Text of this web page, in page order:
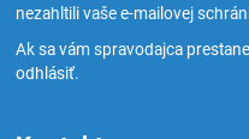
nezahltili vaše e-mailovej
Ak sa vám spravodajca
odhlásiť.